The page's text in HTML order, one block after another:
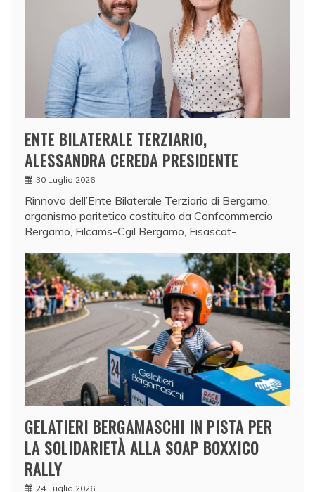
ENTE BILATERALE TERZIARIO,
ALESSANDRA CEREDA PRESIDENTE
30 Luglio 2026
Rinnovo dell’Ente Bilaterale Terziario di Bergamo,
organismo paritetico costituito da Confcommercio
Bergamo, Filcams-Cgil Bergamo, Fisascat-…
GELATIERI BERGAMASCHI IN PISTA PER
LA SOLIDARIETÀ ALLA SOAP BOXXICO
RALLY
24 Luglio 2026